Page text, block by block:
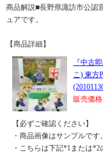
商品解説■長野県諏訪市公認
ュアです。
【商品詳細】
『中古
こ) 東方
販売価格
【必ずご確認ください】
・商品画像はサンプルです。
・こちらは下記*1または